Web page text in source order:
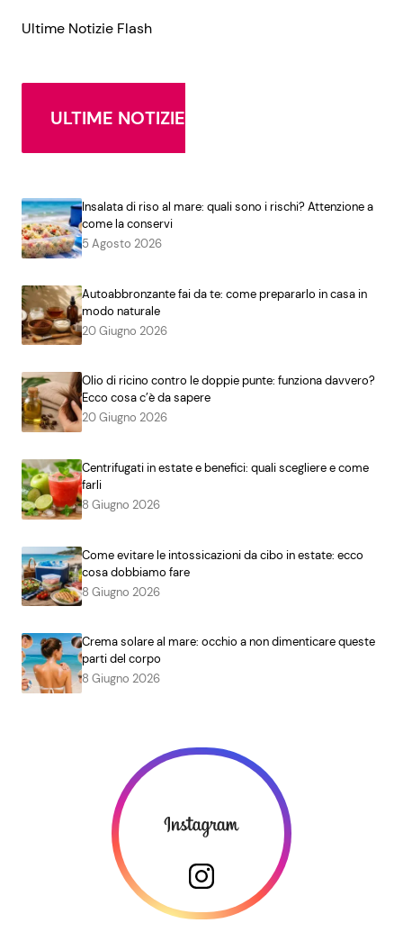
Ultime Notizie Flash
ULTIME NOTIZIE
Insalata di riso al mare: quali sono i rischi? Attenzione a
come la conservi
5 Agosto 2026
Autoabbronzante fai da te: come prepararlo in casa in
modo naturale
20 Giugno 2026
Olio di ricino contro le doppie punte: funziona davvero?
Ecco cosa c’è da sapere
20 Giugno 2026
Centrifugati in estate e benefici: quali scegliere e come
farli
8 Giugno 2026
Come evitare le intossicazioni da cibo in estate: ecco
cosa dobbiamo fare
8 Giugno 2026
Crema solare al mare: occhio a non dimenticare queste
parti del corpo
8 Giugno 2026